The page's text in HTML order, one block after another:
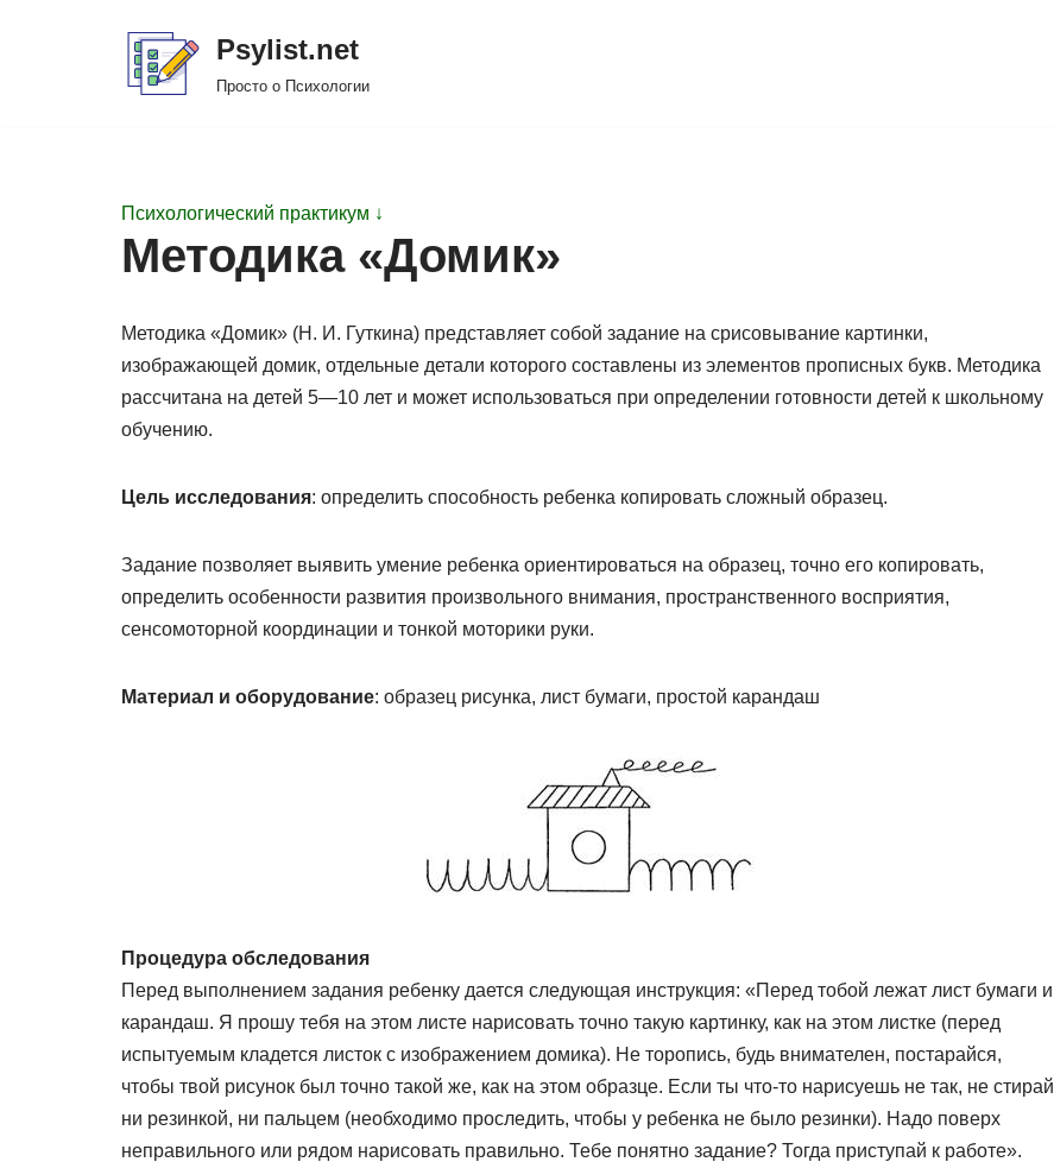
Psylist.net
Просто о Психологии
Психологический практикум ↓
Методика «Домик»
Методика «Домик» (Н. И. Гуткина) представляет собой задание на срисовывание картинки,
изображающей домик, отдельные детали которого составлены из элементов прописных букв. Методика
рассчитана на детей 5—10 лет и может использоваться при определении готовности детей к школьному
обучению.
Цель исследования: определить способность ребенка копировать сложный образец.
Задание позволяет выявить умение ребенка ориентироваться на образец, точно его копировать,
определить особенности развития произвольного внимания, пространственного восприятия,
сенсомоторной координации и тонкой моторики руки.
Материал и оборудование: образец рисунка, лист бумаги, простой карандаш
Процедура обследования
Перед выполнением задания ребенку дается следующая инструкция: «Перед тобой лежат лист бумаги и
карандаш. Я прошу тебя на этом листе нарисовать точно такую картинку, как на этом листке (перед
испытуемым кладется листок с изображением домика). Не торопись, будь внимателен, постарайся,
чтобы твой рисунок был точно такой же, как на этом образце. Если ты что-то нарисуешь не так, не стирай
ни резинкой, ни пальцем (необходимо проследить, чтобы у ребенка не было резинки). Надо поверх
неправильного или рядом нарисовать правильно. Тебе понятно задание? Тогда приступай к работе».